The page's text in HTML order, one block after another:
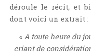
déroule le récit, et
dont voici un extrait :
« A toute heure du
criant de